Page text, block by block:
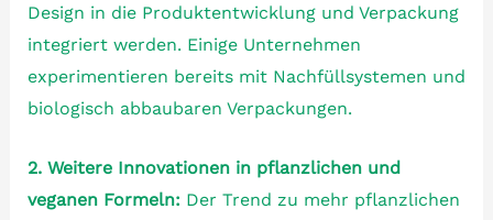
Design in die Produktentwicklung und Verpackung
integriert werden. Einige Unternehmen
experimentieren bereits mit Nachfüllsystemen und
biologisch abbaubaren Verpackungen.
2. Weitere Innovationen in pflanzlichen und
veganen Formeln: Der Trend zu mehr pflanzlichen